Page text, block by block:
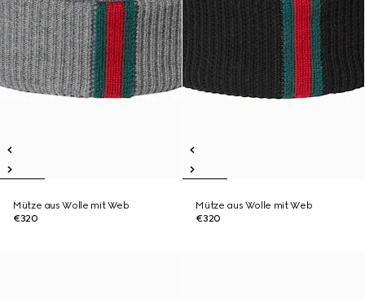
Mütze aus Wolle mit Web
€320
Mütze aus Wolle mit Web
€320